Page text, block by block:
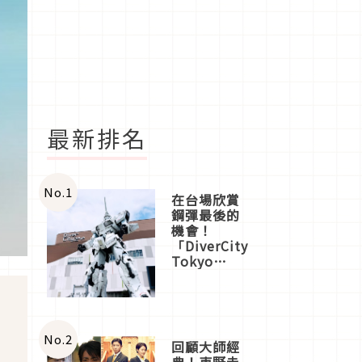
最新排名
No.1 在台場欣賞
鋼彈最後的
機會！
「DiverCity
Tokyo
體驗
No.2 回顧大師經